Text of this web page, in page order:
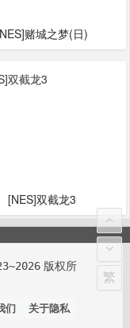
赌城之梦(日)
[NES]双截龙3
版权所
们 关于隐私
繁